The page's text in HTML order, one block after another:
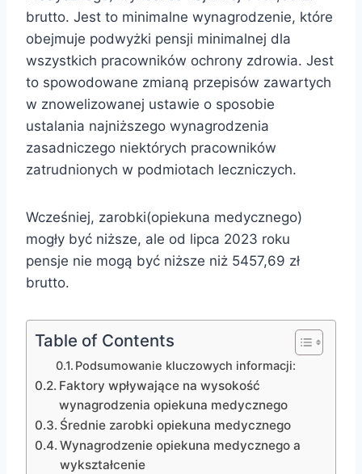
brutto. Jest to minimalne wynagrodzenie, które
obejmuje podwyżki pensji minimalnej dla
wszystkich pracowników ochrony zdrowia. Jest
to spowodowane zmianą przepisów zawartych
w znowelizowanej ustawie o sposobie
ustalania najniższego wynagrodzenia
zasadniczego niektórych pracowników
zatrudnionych w podmiotach leczniczych.
Wcześniej, zarobki(opiekuna medycznego)
mogły być niższe, ale od lipca 2023 roku
pensje nie mogą być niższe niż 5457,69 zł
brutto.
Table of Contents
Podsumowanie kluczowych informacji:
Faktory wpływające na wysokość
wynagrodzenia opiekuna medycznego
Średnie zarobki opiekuna medycznego
Wynagrodzenie opiekuna medycznego a
wykształcenie